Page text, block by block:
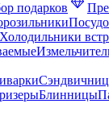
подарков
Холодильники
Блинницы